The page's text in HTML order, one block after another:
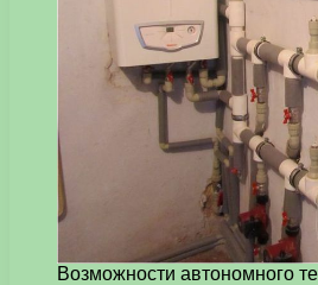
Возможности автономного